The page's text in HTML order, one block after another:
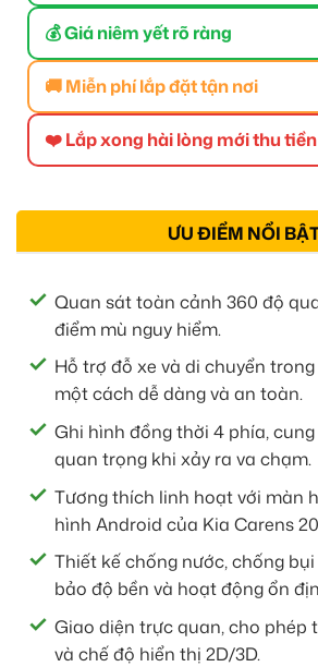
💰 Giá niêm yết rõ ràng
🚚 Miễn phí lắp đặt tận nơi
❤️ Lắp xong hài lòng mới thu tiền
ƯU ĐIỂM NỔI
Quan sát toàn cảnh 360 độ
điểm mù nguy hiểm.
Hỗ trợ đỗ xe và di chuyển
một cách dễ dàng và an toàn.
Ghi hình đồng thời 4 phía,
quan trọng khi xảy ra va chạm.
Tương thích linh hoạt với màn
hình Android của Kia Carens
Thiết kế chống nước, chống
bảo độ bền và hoạt động ổn
Giao diện trực quan, cho phép
và chế độ hiển thị 2D/3D.